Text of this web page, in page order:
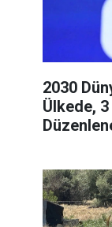
2030
Ülkede,